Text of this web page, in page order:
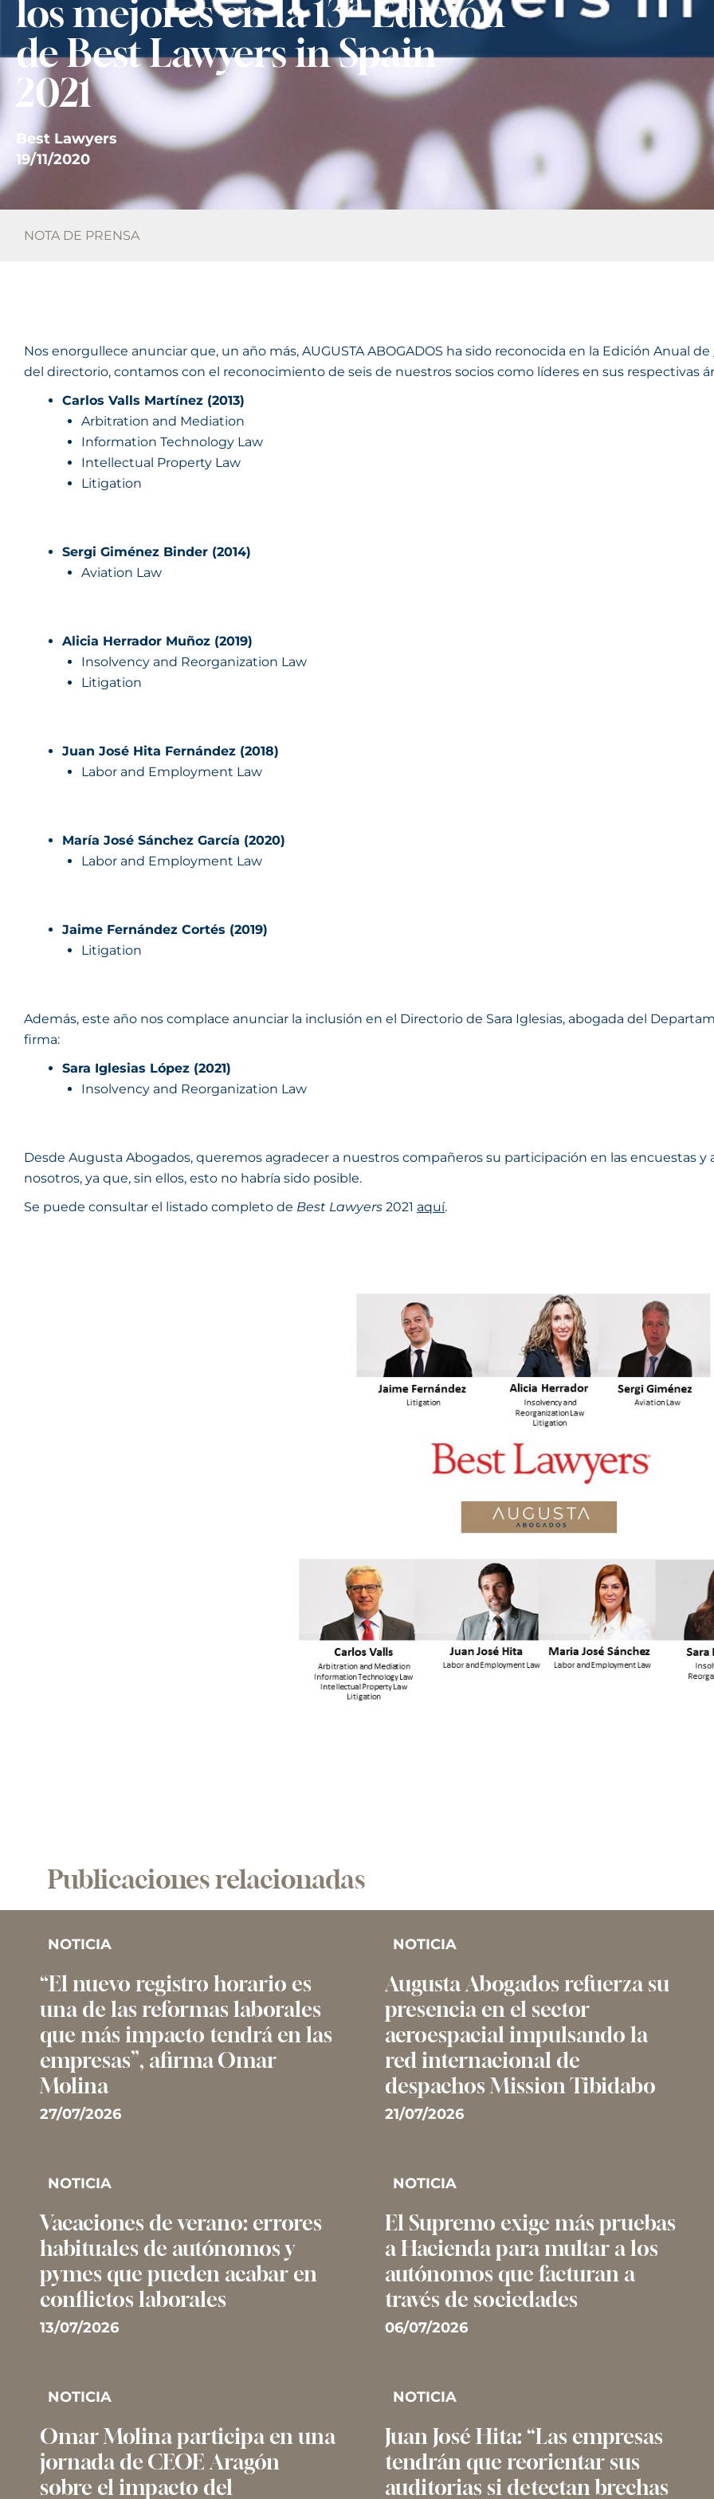
los mejores en la 13ª Edición
de Best Lawyers in Spain
2021
Best Lawyers
19/11/2020
NOTA DE PRENSA
Nos enorgullece anunciar que, un año más, AUGUSTA ABOGADOS ha sido reconocida en la Edición Anual de
del directorio, contamos con el reconocimiento de seis de nuestros socios como líderes en sus respectivas
Carlos Valls Martínez (2013)
Arbitration and Mediation
Information Technology Law
Intellectual Property Law
Litigation
Sergi Giménez Binder (2014)
Aviation Law
Alicia Herrador Muñoz (2019)
Insolvency and Reorganization Law
Litigation
Juan José Hita Fernández (2018)
Labor and Employment Law
María José Sánchez García (2020)
Labor and Employment Law
Jaime Fernández Cortés (2019)
Litigation
Además, este año nos complace anunciar la inclusión en el Directorio de Sara Iglesias, abogada del
firma:
Sara Iglesias López (2021)
Insolvency and Reorganization Law
Desde Augusta Abogados, queremos agradecer a nuestros compañeros su participación en las encuestas
nosotros, ya que, sin ellos, esto no habría sido posible.
Se puede consultar el listado completo de Best Lawyers 2021 aquí.
Publicaciones relacionadas
NOTICIA
“El nuevo registro horario es
una de las reformas laborales
que más impacto tendrá en las
empresas”, afirma Omar
Molina
27/07/2026
NOTICIA
Augusta Abogados refuerza su
presencia en el sector
aeroespacial impulsando la
red internacional de
despachos Mission Tibidabo
21/07/2026
NOTICIA
Vacaciones de verano: errores
habituales de autónomos y
pymes que pueden acabar en
conflictos laborales
13/07/2026
NOTICIA
El Supremo exige más pruebas
a Hacienda para multar a los
autónomos que facturan a
través de sociedades
06/07/2026
NOTICIA
Omar Molina participa en una
jornada de CEOE Aragón
sobre el impacto del
NOTICIA
Juan José Hita: “Las empresas
tendrán que reorientar sus
auditorias si detectan brechas